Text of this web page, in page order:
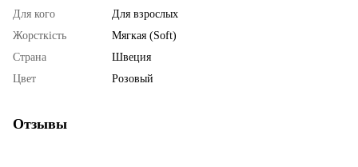
Для кого
Для взрослых
Жорсткість
Мягкая (Soft)
Страна
Швеция
Цвет
Розовый
Отзывы